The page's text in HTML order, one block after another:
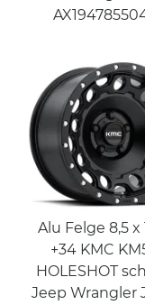
Alu Felge 8,5 x
+34 KMC
HOLESHOT
Jeep Wrangler